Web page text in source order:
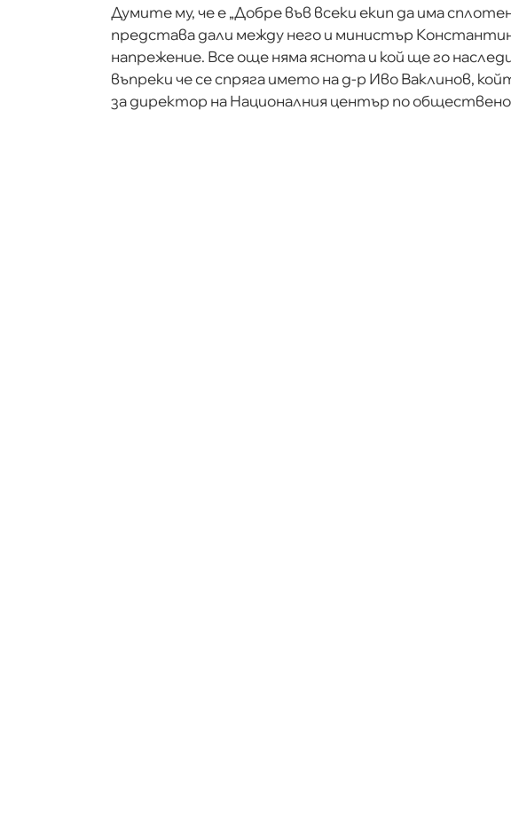
Думите му, че е „Добре във всеки екип да има
представа дали между него и министър
напрежение. Все още няма яснота и кой ще го
въпреки че се спряга името на д-р Иво Ваклинов,
за директор на Националния център по обществено